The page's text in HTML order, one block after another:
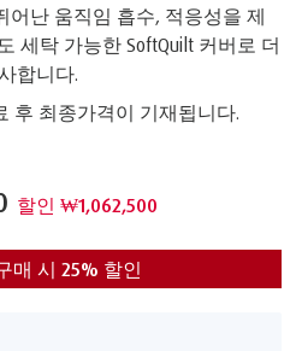
어난 움직임 흡수, 적응성을 제
세탁 가능한 SoftQuilt 커버로 더
합니다.
후 최종가격이 기재됩니다.
할인 ₩1,062,500
매 시 25% 할인